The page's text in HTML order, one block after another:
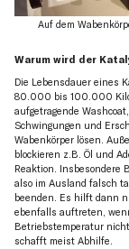
Auf dem
Warum wird der
Die Lebensdauer eines
80.000 bis 100.000
aufgetragende
Schwingungen und
Wabenkörper lösen.
blockieren z.B. Öl und
Reaktion. Insbesondere
also im Ausland falsch
beenden. Es hilft dann
ebenfalls auftreten,
Betriebstemperatur
schafft meist Abhilfe.